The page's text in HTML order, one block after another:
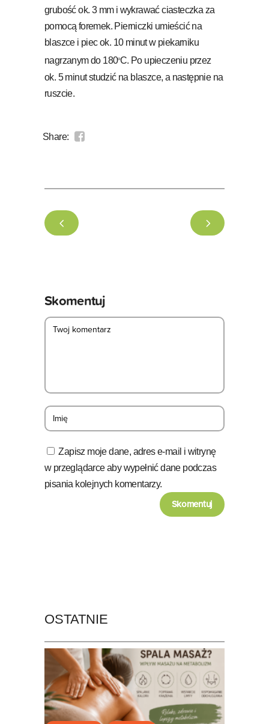
grubość ok. 3 mm i wykrawać ciasteczka za
pomocą foremek. Pierniczki umieścić na
blaszce i piec ok. 10 minut w piekarniku
nagrzanym do 180oC. Po upieczeniu przez
ok. 5 minut studzić na blaszce, a następnie na
ruszcie.
Share:
Skomentuj
Zapisz moje dane, adres e-mail i witrynę
w przeglądarce aby wypełnić dane podczas
pisania kolejnych komentarzy.
OSTATNIE